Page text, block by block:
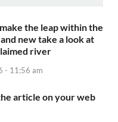
the leap within the
new take a look at
river
- 11:56 am
article on your web